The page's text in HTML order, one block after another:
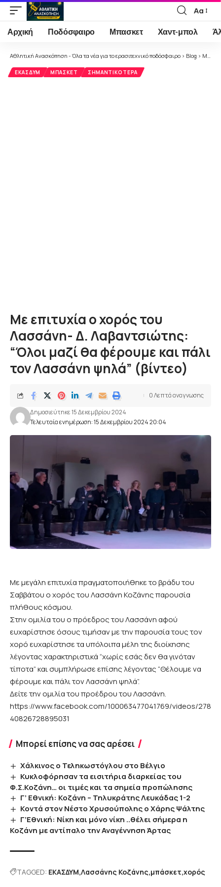
Font
Resizer
Αα
Αρχική Ποδόσφαιρο Μπασκετ Χαντ-μπολ
Αθλητική Ανασκόπηση - Όλα τα νέα για το ερασιτεχνικό ποδόσφαιρο > Blog > Μπάσκετ
ΕΚΑΣΔΥΜ ΜΠΆΣΚΕΤ ΣΗΜΑΝΤΙΚΌΤΕΡΑ
Με επιτυχία ο χορός του
Λασσάνη- Δ. Λαβαντσιώτης:
“Όλοι μαζί θα φέρουμε και πάλι
τον Λασσάνη ψηλά” (βίντεο)
Τελευταία ενημέρωση: 15 Δεκεμβρίου 2024 20:04
Δημοσιεύτηκε 15 Δεκεμβρίου 2024
0 Λεπτά αναγνωσης
Με μεγάλη επιτυχία πραγματοποιήθηκε το βράδυ του
Σαββάτου ο χορός του Λασσάνη Κοζάνης παρουσία
πλήθους κόσμου.
Στην ομιλία του ο πρόεδρος του Λασσάνη αφού
ευχαρίστησε όσους τιμήσαν με την παρουσία τους τον
χορό ευχαρίστησε τα υπόλοιπα μέλη της διοίκησης
λέγοντας χαρακτηριστικά “χωρίς εσάς δεν θα γινόταν
τίποτα” και συμπλήρωσε επίσης λέγοντας “Θέλουμε να
φέρουμε και πάλι τον Λασσάνη ψηλά”.
Δείτε την ομιλία του προέδρου του Λασσάνη.
https://www.facebook.com/100063477041769/videos/278
40826728895031
Μπορεί επίσης να σας αρέσει
Χάλκινος ο Τεληκωστόγλου στο Βέλγιο
Κυκλοφόρησαν τα εισιτήρια διαρκείας του
Φ.Σ.Κοζάνη… οι τιμές και τα σημεία προπώλησης
Γ’ Εθνική: Κοζάνη – Τηλυκράτης Λευκάδας 1-2
Κοντά στον Νέστο Χρυσούπολης ο Χάρης Ψάλτης
Γ’Εθνική: Νίκη και μόνο νίκη ..θέλει σήμερα η
Κοζάνη με αντίπαλο την Αναγέννηση Άρτας
TAGGED: ΕΚΑΣΔΥΜ Λασσάνης Κοζάνης μπάσκετ χορός